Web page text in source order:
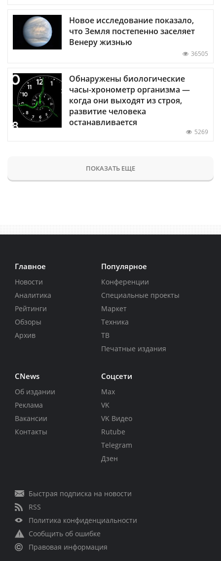
Новое исследование показало,
что Земля постепенно заселяет
Венеру жизнью
36505
Обнаружены биологические
часы-хронометр организма —
когда они выходят из строя,
развитие человека
останавливается
5269
ПОКАЗАТЬ ЕЩЕ
Главное
Новости
Аналитика
Рейтинги
Обзоры
Архив
Популярное
Конференции
Специальные проекты
Маркет
Техника
ТВ
Печатные издания
CNews
Об издании
Реклама
Вакансии
Контакты
Соцсети
Max
VK
VK Видео
Rutube
Telegram
Дзен
Быстрая подписка на новости
RSS
Политика конфиденциальности
Сообщить об ошибке
Правовая информация